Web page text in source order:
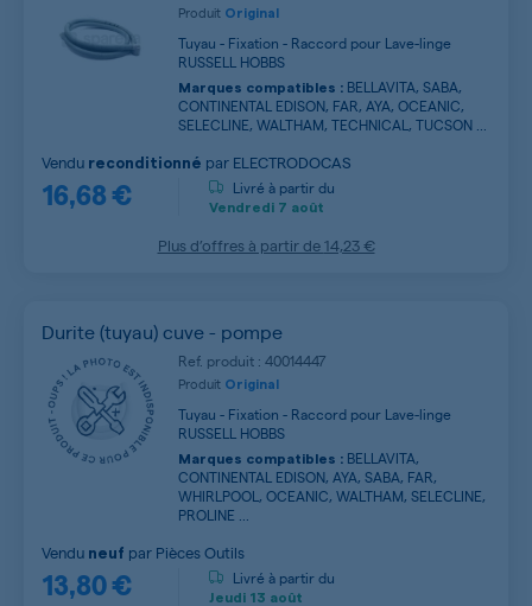
Produit Original
Tuyau - Fixation - Raccord pour Lave-linge
RUSSELL HOBBS
Marques compatibles : BELLAVITA, SABA,
CONTINENTAL EDISON, FAR, AYA, OCEANIC,
SELECLINE, WALTHAM, TECHNICAL, TUCSON ...
16,68 €
Vendu reconditionné par ELECTRODOCAS
Livré à partir du
Vendredi 7 août
Plus d’offres à partir de14,23 €
Durite (tuyau) cuve - pompe
Ref. produit : 40014447
Produit Original
Tuyau - Fixation - Raccord pour Lave-linge
RUSSELL HOBBS
Marques compatibles : BELLAVITA,
CONTINENTAL EDISON, AYA, SABA, FAR,
WHIRLPOOL, OCEANIC, WALTHAM, SELECLINE,
PROLINE ...
13,80 €
Vendu neuf par Pièces Outils
Livré à partir du
Jeudi 13 août